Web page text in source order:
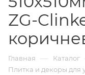
ZG-
Главная — Каталог
Плитка и декоры для